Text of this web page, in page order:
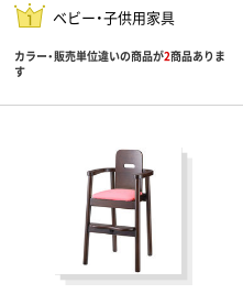
ベビー・子供用家具
カラー・販売単位違いの商品が2商品ありま
す